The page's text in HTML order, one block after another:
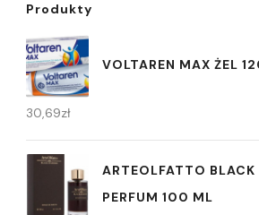
Produkty
VOLTAREN MAX ŻEL
30,69zł
ARTEOLFATTO BLACK
PERFUM 100 ML